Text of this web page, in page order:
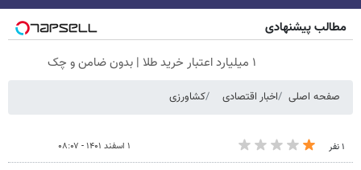
مطالب پیشنهادی
۱ میلیارد اعتبار خرید طلا | بدون ضامن و چک
صفحه اصلی اخبار اقتصادی کشاورزی
۱ نفر ۱ اسفند ۱۴۰۱ - ۰۸:۰۷